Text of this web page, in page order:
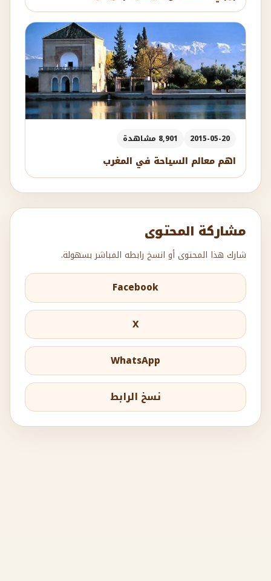
2015-05-20 8,901 مشاهدة
اهم معالم السياحة في المغرب
مشاركة المحتوى
شارك هذا المحتوى أو انسخ رابطه المباشر بسهولة.
Facebook
X
WhatsApp
نسخ الرابط